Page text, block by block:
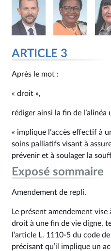
ARTICLE 3
Après le mot :
« droit »,
rédiger ainsi la fin de l’alinéa
« implique l’accès effectif à
soins palliatifs visant à
prévenir et à soulager la
Exposé sommaire
Amendement de repli.
Le présent amendement
droit à une fin de vie digne,
l’article L. 1110‑5 du code
précisant qu’il implique un